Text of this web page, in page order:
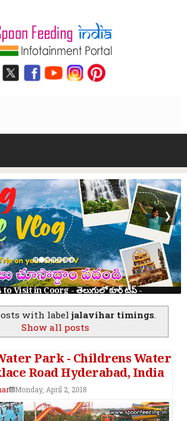
❯
with label jalavihar timings.
Show all posts
Park - Childrens Water
Road Hyderabad, India
Monday, April 2, 2018